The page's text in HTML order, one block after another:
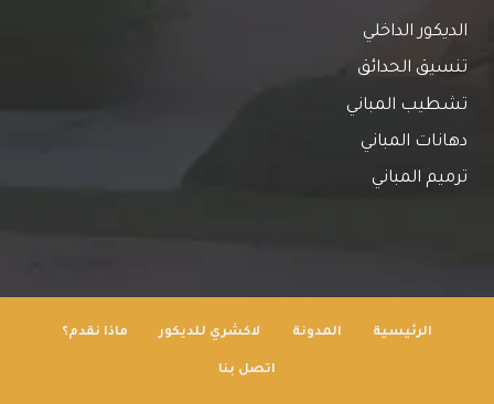
الديكور الداخلي
تنسيق الحدائق
تشطيب المباني
دهانات المباني
ترميم المباني
الرئيسية المدونة لاكشري للديكور ماذا نقدم؟
اتصل بنا